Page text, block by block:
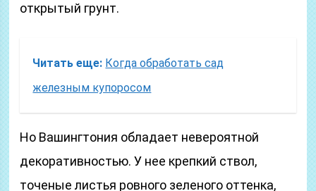
открытый грунт.
Читать еще: Когда обработать сад
железным купоросом
Но Вашингтония обладает невероятной
декоративностью. У нее крепкий ствол,
точеные листья ровного зеленого оттенка,